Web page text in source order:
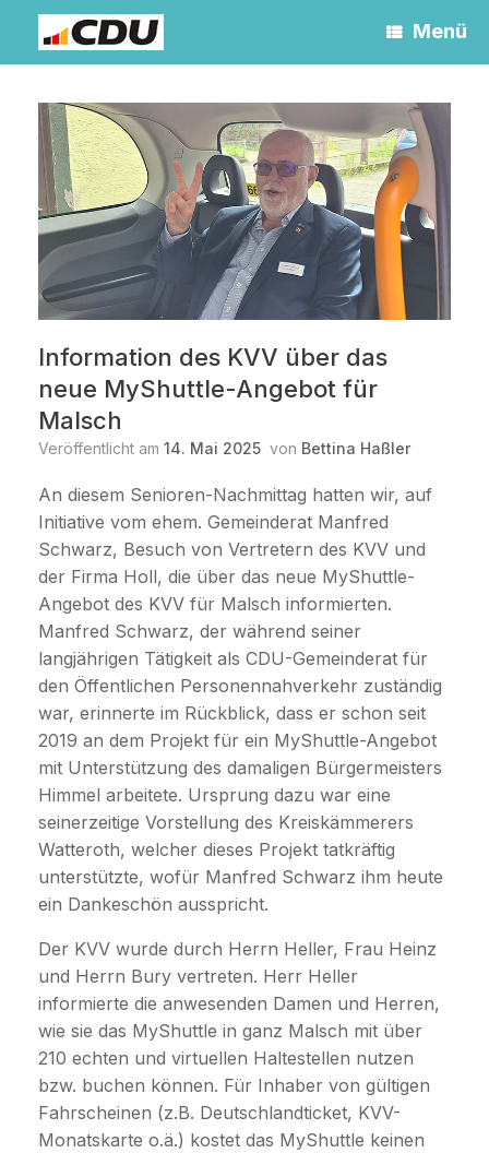
springen
Menü
Information des KVV über das
neue MyShuttle-Angebot für
Malsch
Veröffentlicht am 14. Mai 2025 von Bettina Haßler
An diesem Senioren-Nachmittag hatten wir, auf
Initiative vom ehem. Gemeinderat Manfred
Schwarz, Besuch von Vertretern des KVV und
der Firma Holl, die über das neue MyShuttle-
Angebot des KVV für Malsch informierten.
Manfred Schwarz, der während seiner
langjährigen Tätigkeit als CDU-Gemeinderat für
den Öffentlichen Personennahverkehr zuständig
war, erinnerte im Rückblick, dass er schon seit
2019 an dem Projekt für ein MyShuttle-Angebot
mit Unterstützung des damaligen Bürgermeisters
Himmel arbeitete. Ursprung dazu war eine
seinerzeitige Vorstellung des Kreiskämmerers
Watteroth, welcher dieses Projekt tatkräftig
unterstützte, wofür Manfred Schwarz ihm heute
ein Dankeschön ausspricht.
Der KVV wurde durch Herrn Heller, Frau Heinz
und Herrn Bury vertreten. Herr Heller
informierte die anwesenden Damen und Herren,
wie sie das MyShuttle in ganz Malsch mit über
210 echten und virtuellen Haltestellen nutzen
bzw. buchen können. Für Inhaber von gültigen
Fahrscheinen (z.B. Deutschlandticket, KVV-
Monatskarte o.ä.) kostet das MyShuttle keinen